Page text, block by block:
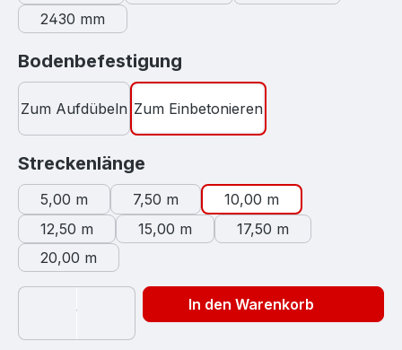
2430 mm
Bodenbefestigung
Zum Aufdübeln Zum Einbetonieren
Streckenlänge
5,00 m 7,50 m
10,00 m
12,50 m
15,00 m
17,50 m
20,00 m
In den Warenkorb